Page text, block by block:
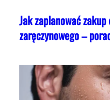
Jak zaplanować
zaręczynowego –